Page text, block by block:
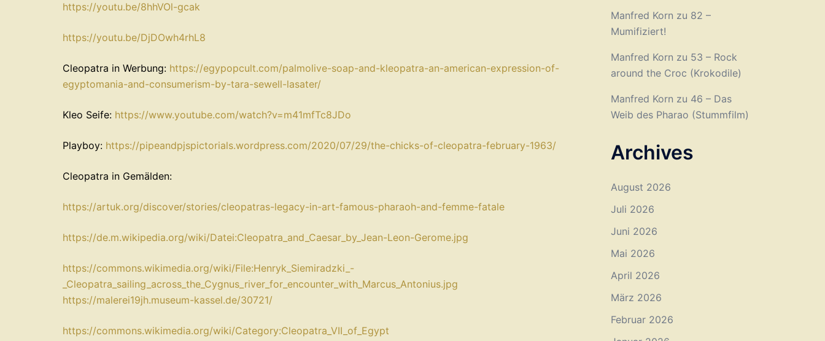
⁠⁠https://youtu.be/8hhVOl-gcak⁠⁠
https://youtu.be/DjDOwh4rhL8⁠
Cleopatra in Werbung: ⁠https://egypopcult.com/palmolive-soap-and-kleopatra-an-american-expression-of-
egyptomania-and-consumerism-by-tara-sewell-lasater/⁠
Kleo Seife: ⁠⁠https://www.youtube.com/watch?v=m41mfTc8JDo⁠⁠
Playboy: ⁠https://pipeandpjspictorials.wordpress.com/2020/07/29/the-chicks-of-cleopatra-february-1963/⁠
Cleopatra in Gemälden:
⁠https://artuk.org/discover/stories/cleopatras-legacy-in-art-famous-pharaoh-and-femme-fatale⁠
⁠https://de.m.wikipedia.org/wiki/Datei:Cleopatra_and_Caesar_by_Jean-Leon-Gerome.jpg⁠
⁠https://commons.wikimedia.org/wiki/File:Henryk_Siemiradzki_-
_Cleopatra_sailing_across_the_Cygnus_river_for_encounter_with_Marcus_Antonius.jpg⁠
⁠⁠https://malerei19jh.museum-kassel.de/30721/⁠⁠
⁠⁠https://commons.wikimedia.org/wiki/Category:Cleopatra_VII_of_Egypt⁠⁠
Manfred Korn zu 82 –
Mumifiziert!
Manfred Korn zu 53 – Rock
around the Croc (Krokodile)
Manfred Korn zu 46 – Das
Weib des Pharao (Stummfilm)
Archives
August 2026
Juli 2026
Juni 2026
Mai 2026
April 2026
März 2026
Februar 2026